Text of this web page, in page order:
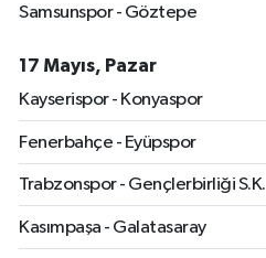
Samsunspor - Göztepe
17 Mayıs, Pazar
Kayserispor - Konyaspor
Fenerbahçe - Eyüpspor
Trabzonspor - Gençlerbirliği S.K.
Kasımpaşa - Galatasaray